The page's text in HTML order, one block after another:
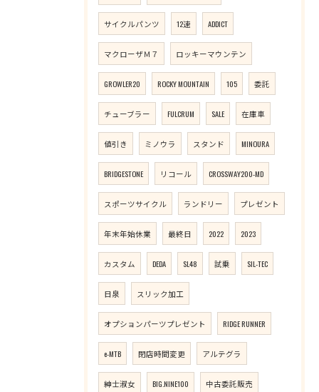
サイクルパンツ 12速 ADDICT
マクローザＭ７ ロッキーマウンテン
GROWLER20 ROCKY MOUNTAIN 105 委託
チューブラー FULCRUM SALE 在庫車
値引き ミノウラ スタンド MINOURA
BRIDGESTONE リコール CROSSWAY200-MD
スポーツサイクル ランドリー プレゼント
年末年始休業 最終日 2022 2023
カスタム DEDA SL48 試乗 SIL-TEC
日泉 スリック加工
オプションパーツプレゼント RIDGE RUNNER
e-MTB 閉店時間変更 アルテグラ
紳士淑女 BIG.NINE100 中古委託販売